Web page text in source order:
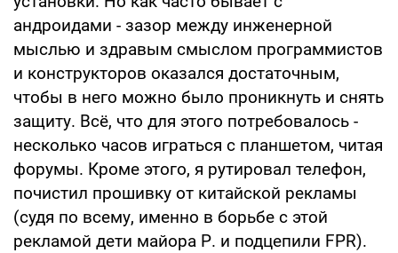
андроидами - зазор между инженерной
мыслью и здравым смыслом программистов
и конструкторов оказался достаточным,
чтобы в него можно было проникнуть и снять
защиту. Всё, что для этого потребовалось -
несколько часов играться с планшетом, читая
форумы. Кроме этого, я рутировал телефон,
почистил прошивку от китайской рекламы
(судя по всему, именно в борьбе с этой
рекламой дети майора Р. и подцепили FPR).